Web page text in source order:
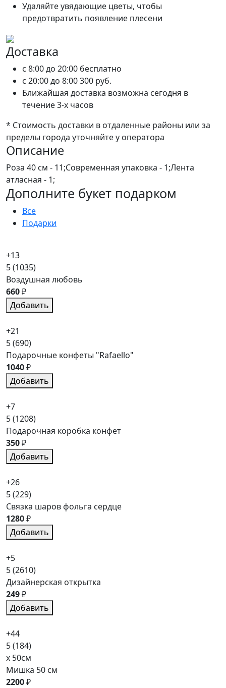
Удаляйте увядающие цветы, чтобы
предотвратить появление плесени
Доставка
c 8:00 до 20:00 бесплатно
c 20:00 до 8:00300 руб.
Ближайшая доставка возможна сегодня в
течение 3-х часов
* Стоимость доставки в отдаленные районы или за
пределы города уточняйте у оператора
Описание
Роза 40 см - 11;Современная упаковка - 1;Лента
атласная - 1;
Дополните букет подарком
Все
Подарки
+13
5(1035)
Воздушная любовь
660₽
Добавить
+21
5(690)
Подарочные конфеты "Rafaello"
1040₽
Добавить
+7
5(1208)
Подарочная коробка конфет
350₽
Добавить
+26
5(229)
Связка шаров фольга сердце
1280₽
Добавить
+5
5(2610)
Дизайнерская открытка
249₽
Добавить
+44
5(184)
x 50см
Мишка 50 см
2200₽